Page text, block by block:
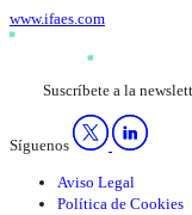
www.ifaes.com
Suscríbete a la
Síguenos
Aviso Legal
Política de Cookies